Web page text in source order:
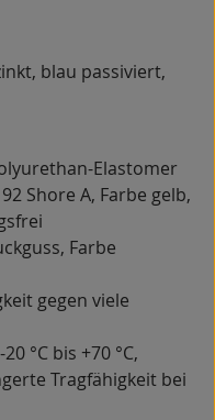
blau passiviert,
Elastomer
Shore A, Farbe gelb,
Farbe
gegen viele
°C bis +70 °C,
Tragfähigkeit bei